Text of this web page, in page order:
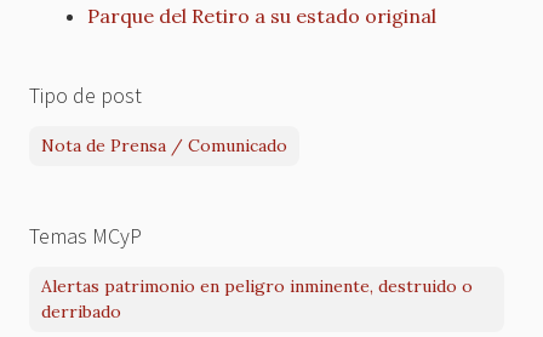
Parque del Retiro a su estado original
Tipo de post
Nota de Prensa / Comunicado
Temas MCyP
Alertas patrimonio en peligro inminente, destruido o
derribado